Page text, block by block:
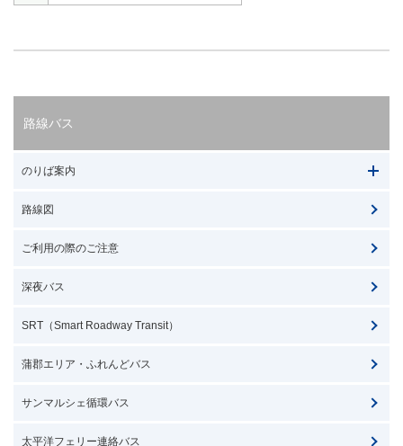
路線バス
のりば案内
路線図
ご利用の際のご注意
深夜バス
SRT（Smart Roadway Transit）
蒲郡エリア・ふれんどバス
サンマルシェ循環バス
太平洋フェリー連絡バス